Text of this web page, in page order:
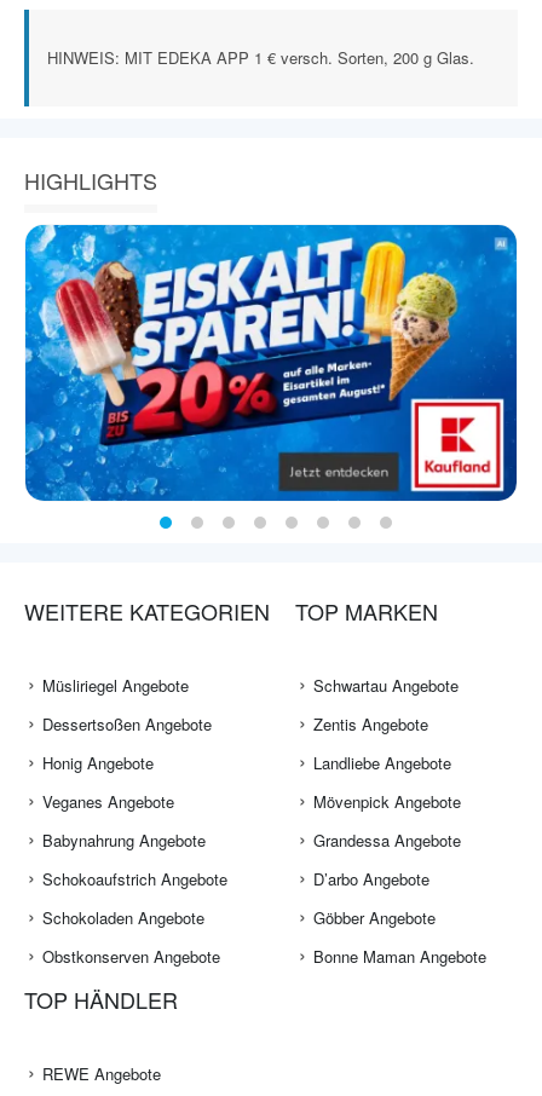
HINWEIS: MIT EDEKA APP 1 € versch. Sorten, 200 g Glas.
HIGHLIGHTS
WEITERE KATEGORIEN
Müsliriegel Angebote
Dessertsoßen Angebote
Honig Angebote
Veganes Angebote
Babynahrung Angebote
Schokoaufstrich Angebote
Schokoladen Angebote
Obstkonserven Angebote
TOP MARKEN
Schwartau Angebote
Zentis Angebote
Landliebe Angebote
Mövenpick Angebote
Grandessa Angebote
D’arbo Angebote
Göbber Angebote
Bonne Maman Angebote
TOP HÄNDLER
REWE Angebote